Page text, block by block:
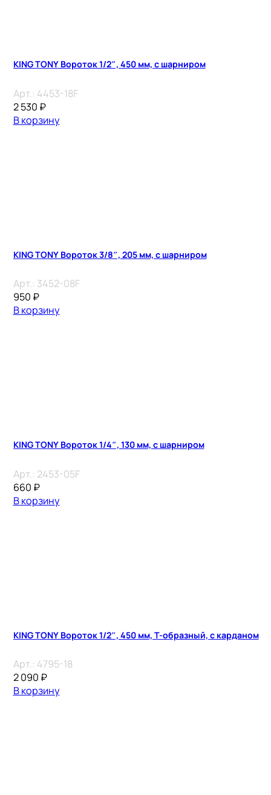
KING TONY Вороток 1/2″, 450 мм, с шарниром
Арт.: 4453-18F
2 530 ₽
В корзину
KING TONY Вороток 3/8″, 205 мм, с шарниром
Арт.: 3452-08F
950 ₽
В корзину
KING TONY Вороток 1/4″, 130 мм, с шарниром
Арт.: 2453-05F
660 ₽
В корзину
KING TONY Вороток 1/2″, 450 мм, Т-образный, с карданом
Арт.: 4795-18
2 090 ₽
В корзину